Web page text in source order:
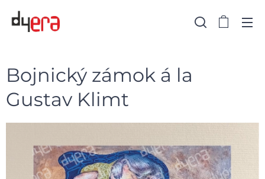
Bojnický zámok á la
Gustav Klimt